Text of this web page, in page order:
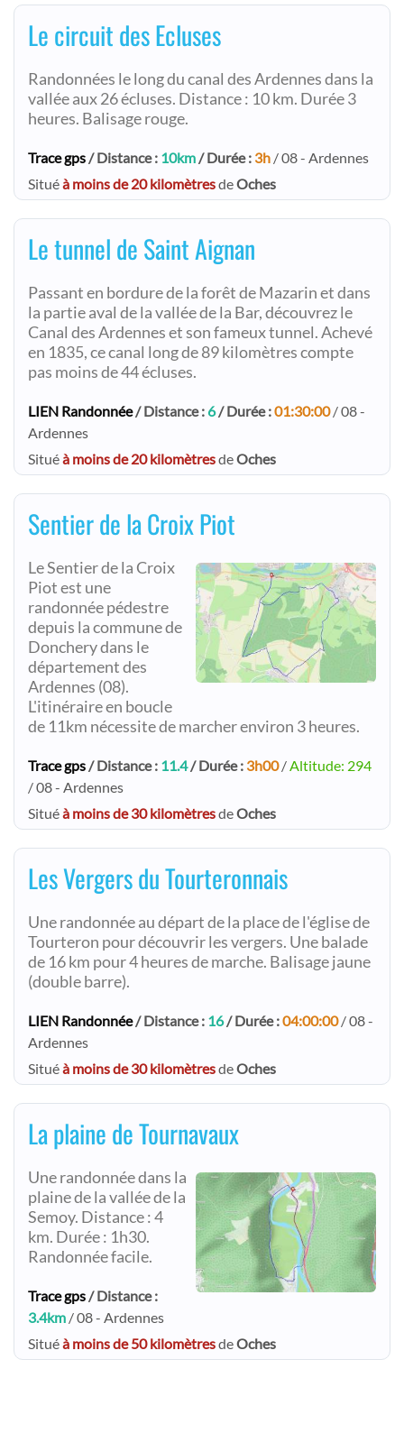
Le circuit des Ecluses
Randonnées le long du canal des Ardennes dans la
vallée aux 26 écluses. Distance : 10 km. Durée 3
heures. Balisage rouge.
Trace gps/ Distance : 10km/ Durée : 3h / 08 - Ardennes
Situéà moins de 20 kilomètresdeOches
Le tunnel de Saint Aignan
Passant en bordure de la forêt de Mazarin et dans
la partie aval de la vallée de la Bar, découvrez le
Canal des Ardennes et son fameux tunnel. Achevé
en 1835, ce canal long de 89 kilomètres compte
pas moins de 44 écluses.
LIEN Randonnée/ Distance : 6/ Durée :01:30:00/ 08 -
Ardennes
Situéà moins de 20 kilomètresdeOches
Sentier de la Croix Piot
Le Sentier de la Croix
Piot est une
randonnée pédestre
depuis la commune de
Donchery dans le
département des
Ardennes (08).
L'itinéraire en boucle
de 11km nécessite de marcher environ 3 heures.
Trace gps/ Distance : 11.4/ Durée : 3h00/Altitude: 294
/ 08 - Ardennes
Situéà moins de 30 kilomètresdeOches
Les Vergers du Tourteronnais
Une randonnée au départ de la place de l'église de
Tourteron pour découvrir les vergers. Une balade
de 16 km pour 4 heures de marche. Balisage jaune
(double barre).
LIEN Randonnée/ Distance : 16/ Durée :04:00:00/ 08 -
Ardennes
Situéà moins de 30 kilomètresdeOches
La plaine de Tournavaux
Une randonnée dans la
plaine de la vallée de la
Semoy. Distance : 4
km. Durée : 1h30.
Randonnée facile.
Trace gps/ Distance :
3.4km / 08 - Ardennes
Situéà moins de 50 kilomètresdeOches